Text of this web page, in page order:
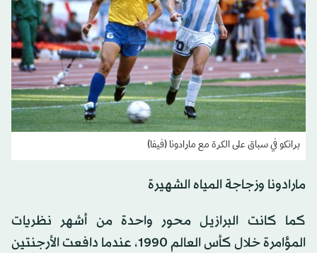
برانكو في سباق على الكرة مع مارادونا (فيفا)
مارادونا وزجاجة المياه الشهيرة
كما كانت البرازيل محور واحدة من أشهر نظريات
المؤامرة خلال كأس العالم 1990، عندما دافعت الأرجنتين